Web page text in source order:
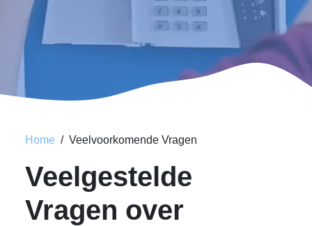
Home Veelvoorkomende Vragen
Veelgestelde
Vragen over